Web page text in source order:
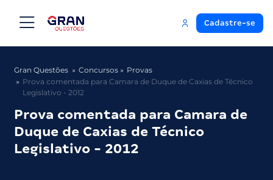
Cadastre-se
Gran Questões Concursos
Provas
Prova comentada para Camara de Duque de Caxias de Técnico
Legislativo - 2012
Prova comentada para Camara de
Duque de Caxias de Técnico
Legislativo - 2012